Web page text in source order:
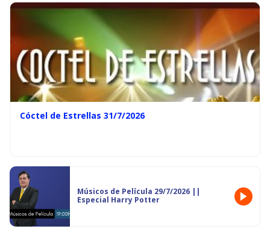
Cóctel de Estrellas 31/7/2026
Músicos de Película 29/7/2026 ||
Especial Harry Potter